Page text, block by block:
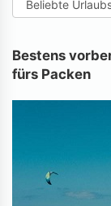
Bestens
fürs Packen